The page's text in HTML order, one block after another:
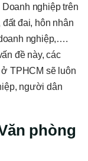
nghiệp trên
đai, hôn nhân
nghiệp,….
đề này, các
TPHCM sẽ luôn
người dân
phòng